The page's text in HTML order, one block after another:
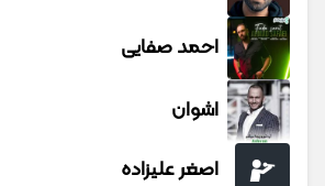
احمد صفایی
اشوان
اصغر علیزاده